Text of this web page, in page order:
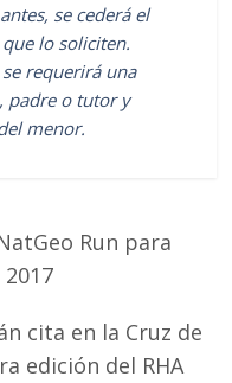
se cederá el
lo soliciten.
requerirá una
padre o tutor y
menor.
Run para
cita en la Cruz de
edición del RHA